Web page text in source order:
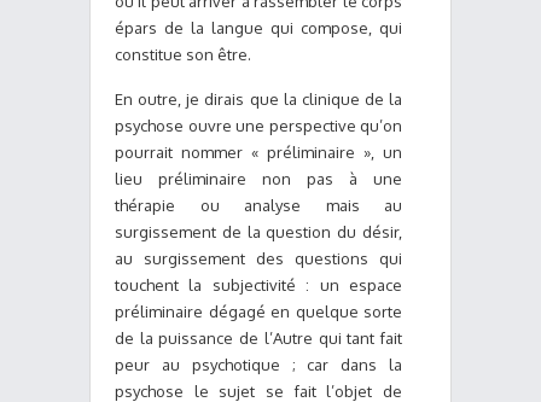
épars de la langue qui compose, qui
constitue son être.
En outre, je dirais que la clinique de la
psychose ouvre une perspective qu’on
pourrait nommer « préliminaire », un
lieu préliminaire non pas à une
thérapie ou analyse mais au
surgissement de la question du désir,
au surgissement des questions qui
touchent la subjectivité : un espace
préliminaire dégagé en quelque sorte
de la puissance de l’Autre qui tant fait
peur au psychotique ; car dans la
psychose le sujet se fait l’objet de